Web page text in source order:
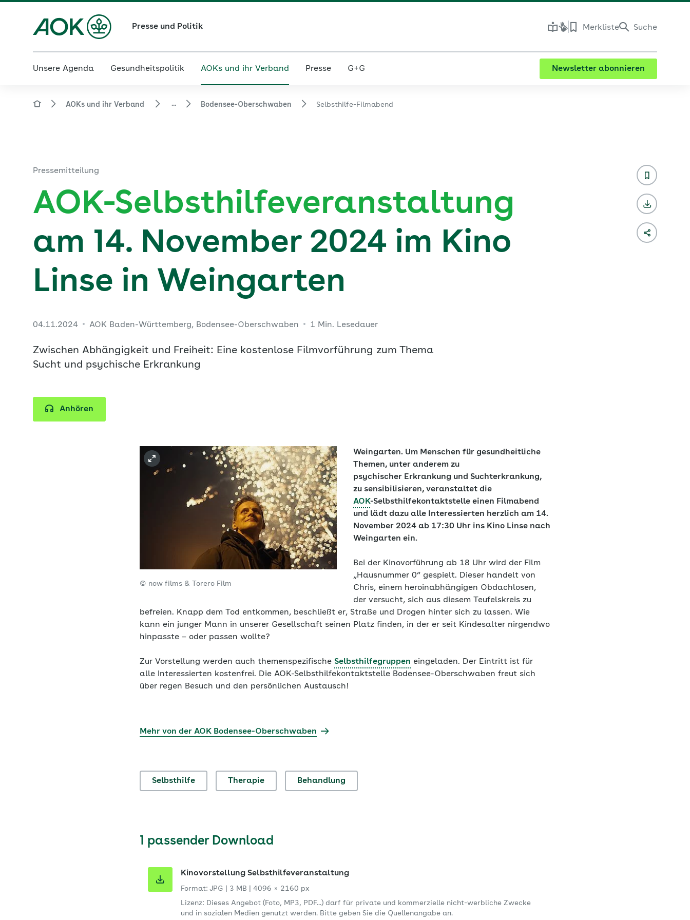
Presse und Politik Merkliste Suche
Unsere Agenda Gesundheitspolitik AOKs und ihr Verband Presse G+G Newsletter abonnieren
AOKs und ihr Verband ... Bodensee-Oberschwaben Selbsthilfe-Filmabend
Pressemitteilung
AOK-Selbsthilfeveranstaltung
am 14. November 2024 im Kino
Linse in Weingarten
04.11.2024 AOK Baden-Württemberg, Bodensee-Oberschwaben 1 Min. Lesedauer
Zwischen Abhängigkeit und Freiheit: Eine kostenlose Filmvorführung zum Thema
Sucht und psychische Erkrankung
Anhören
© now films & Torero Film
Weingarten. Um Menschen für gesundheitliche
Themen, unter anderem zu
psychischer Erkrankung und Suchterkrankung,
zu sensibilisieren, veranstaltet die
AOK-Selbsthilfekontaktstelle einen Filmabend
und lädt dazu alle Interessierten herzlich am 14.
November 2024 ab 17:30 Uhr ins Kino Linse nach
Weingarten ein.
Bei der Kinovorführung ab 18 Uhr wird der Film
„Hausnummer 0“ gespielt. Dieser handelt von
Chris, einem heroinabhängigen Obdachlosen,
der versucht, sich aus diesem Teufelskreis zu
befreien. Knapp dem Tod entkommen, beschließt er, Straße und Drogen hinter sich zu lassen. Wie
kann ein junger Mann in unserer Gesellschaft seinen Platz finden, in der er seit Kindesalter nirgendwo
hinpasste – oder passen wollte?
Zur Vorstellung werden auch themenspezifische Selbsthilfegruppen eingeladen. Der Eintritt ist für
alle Interessierten kostenfrei. Die AOK-Selbsthilfekontaktstelle Bodensee-Oberschwaben freut sich
über regen Besuch und den persönlichen Austausch!
Mehr von der AOK Bodensee-Oberschwaben
Selbsthilfe Therapie Behandlung
1 passender Download
Kinovorstellung Selbsthilfeveranstaltung
Format: JPG 3 MB
4096 × 2160 px
Lizenz: Dieses Angebot (Foto, MP3, PDF...) darf für private und kommerzielle nicht-werbliche Zwecke
und in sozialen Medien genutzt werden. Bitte geben Sie die Quellenangabe an.